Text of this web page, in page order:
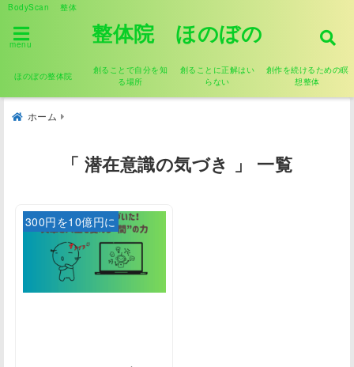
BodyScan 整体
menu 整体院 ほのぼの
ほのぼの整体院
創ることで自分を知
る場所
創ることに正解はい
らない
創作を続けるための瞑
想整体
ホーム
「 潜在意識の気づき 」 一覧
300円を10億円に